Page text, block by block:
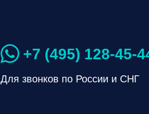
Для звонков по России и СНГ
+7 (495) 128-45-